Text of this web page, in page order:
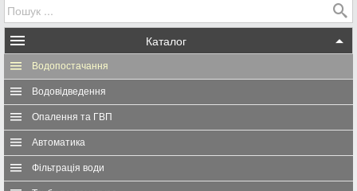
Каталог
Водопостачання
Водовідведення
Опалення та ГВП
Автоматика
Фільтрація води